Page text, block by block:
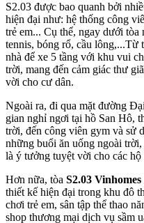
S2.03 được bao quanh bởi
hiện đại như: hệ thống công
trẻ em... Cụ thể, ngay dưới tòa
tennis, bóng rổ, cầu
nhà để xe 5 tầng với khu vui
trời, mang đến cảm giác thư
vời cho cư dân.
Ngoài ra, đi qua mặt đường
gian nghỉ ngơi tại hồ San Hô,
trời, đến công viên gym và sử
những buổi ăn uống ngoài
là ý tưởng tuyệt vời cho các
Hơn nữa, tòa S2.03
thiết kế hiện đại trong khu đô
chơi trẻ em, sân tập thể thao
shop thương mại dịch vụ sầm